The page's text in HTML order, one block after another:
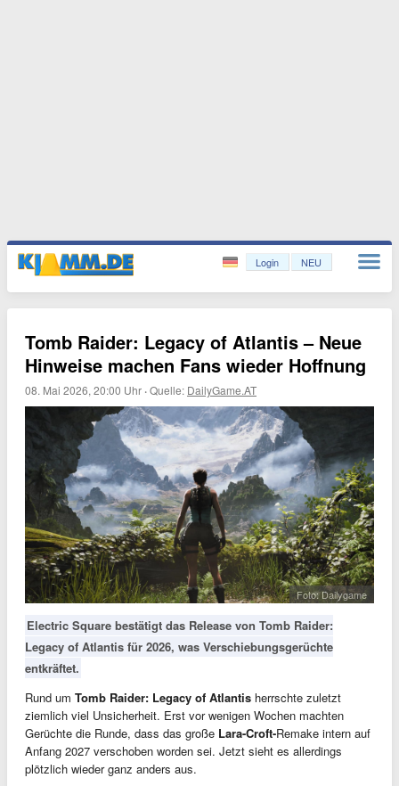
Login NEU
Tomb Raider: Legacy of Atlantis – Neue
Hinweise machen Fans wieder Hoffnung
08. Mai 2026, 20:00 Uhr ·Quelle: DailyGame.AT
Foto: Dailygame
Electric Square bestätigt das Release von Tomb Raider:
Legacy of Atlantis für 2026, was Verschiebungsgerüchte
entkräftet.
Rund um Tomb Raider: Legacy of Atlantis herrschte zuletzt
ziemlich viel Unsicherheit. Erst vor wenigen Wochen machten
Gerüchte die Runde, dass das große Lara-Croft-Remake intern auf
Anfang 2027 verschoben worden sei. Jetzt sieht es allerdings
plötzlich wieder ganz anders aus.